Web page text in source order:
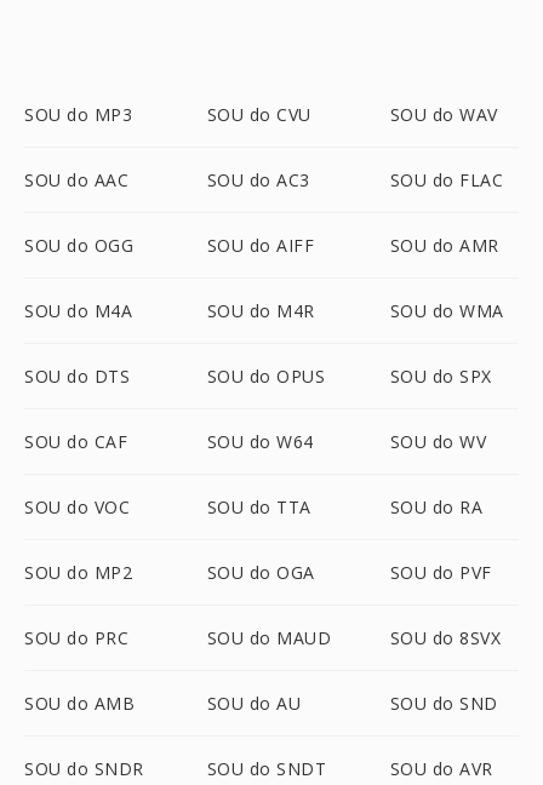
SOU do MP3 SOU do CVU SOU do WAV
SOU do AAC SOU do AC3 SOU do FLAC
SOU do OGG SOU do AIFF SOU do AMR
SOU do M4A SOU do M4R SOU do WMA
SOU do DTS SOU do OPUS SOU do SPX
SOU do CAF SOU do W64 SOU do WV
SOU do VOC SOU do TTA SOU do RA
SOU do MP2 SOU do OGA SOU do PVF
SOU do PRC SOU do MAUD SOU do 8SVX
SOU do AMB SOU do AU SOU do SND
SOU do SNDR SOU do SNDT SOU do AVR